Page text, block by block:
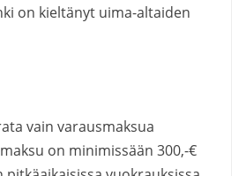
on kieltänyt uima-altaiden
vain varausmaksua
on minimissään 300,-€